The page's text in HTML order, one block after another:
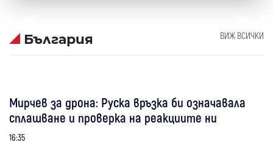
България ВИЖ ВСИЧКИ
Мирчев за дрона: Руска връзка би означавала
сплашване и проверка на реакциите ни
16:35